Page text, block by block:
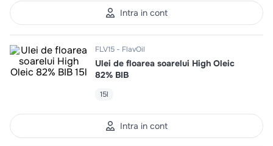
Intra in cont
FLV15 FlavOil
Ulei de floarea soarelui High Oleic
82% BIB
15l
Intra in cont